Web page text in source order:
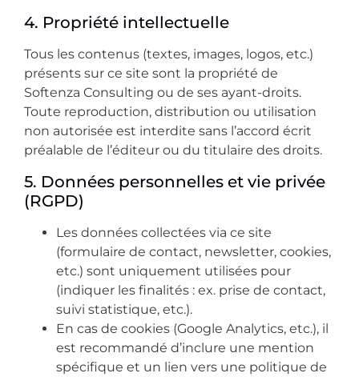
4. Propriété intellectuelle
Tous les contenus (textes, images, logos, etc.)
présents sur ce site sont la propriété de
Softenza Consulting ou de ses ayant-droits.
Toute reproduction, distribution ou utilisation
non autorisée est interdite sans l’accord écrit
préalable de l’éditeur ou du titulaire des droits.
5. Données personnelles et vie privée
(RGPD)
Les données collectées via ce site
(formulaire de contact, newsletter, cookies,
etc.) sont uniquement utilisées pour
(indiquer les finalités : ex. prise de contact,
suivi statistique, etc.).
En cas de cookies (Google Analytics, etc.), il
est recommandé d’inclure une mention
spécifique et un lien vers une politique de